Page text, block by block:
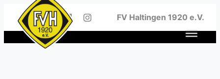
Inhalt
springen
FV Haltingen 1920 e.V.